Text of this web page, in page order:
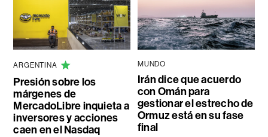
ARGENTINA
Presión sobre los
márgenes de
MercadoLibre inquieta a
inversores y acciones
caen en el Nasdaq
MUNDO
Irán dice que acuerdo
con Omán para
gestionar el estrecho de
Ormuz está en su fase
final